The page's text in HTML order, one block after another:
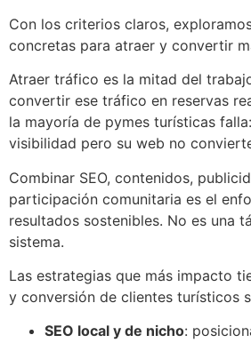
Con los criterios claros,
concretas para atraer y convertir
Atraer tráfico es la mitad del
convertir ese tráfico en reservas
la mayoría de pymes turísticas
visibilidad pero su web no
Combinar SEO, contenidos,
participación comunitaria es el
resultados sostenibles. No es una
sistema.
Las estrategias que más impacto
y conversión de clientes turísticos
SEO local y de nicho: